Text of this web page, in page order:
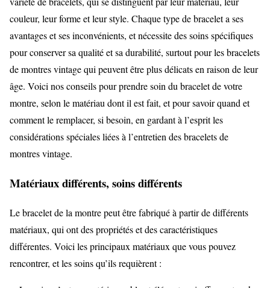
couleur, leur forme et leur style. Chaque type de bracelet a ses
avantages et ses inconvénients, et nécessite des soins spécifiques
pour conserver sa qualité et sa durabilité, surtout pour les bracelets
de montres vintage qui peuvent être plus délicats en raison de leur
âge. Voici nos conseils pour prendre soin du bracelet de votre
montre, selon le matériau dont il est fait, et pour savoir quand et
comment le remplacer, si besoin, en gardant à l’esprit les
considérations spéciales liées à l’entretien des bracelets de
montres vintage.
Matériaux différents, soins différents
Le bracelet de la montre peut être fabriqué à partir de différents
matériaux, qui ont des propriétés et des caractéristiques
différentes. Voici les principaux matériaux que vous pouvez
rencontrer, et les soins qu’ils requièrent :